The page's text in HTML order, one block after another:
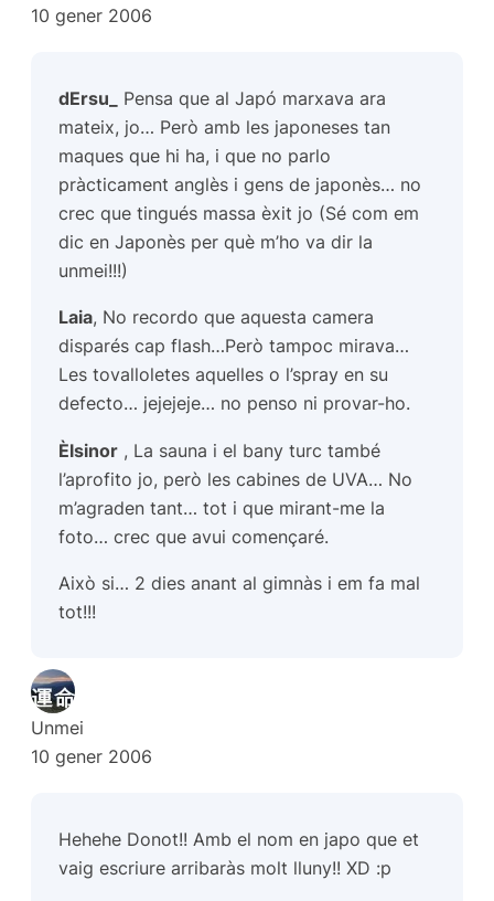
10 gener 2006
dErsu_
Pensa que al Japó marxava ara
mateix, jo… Però amb les japoneses tan
maques que hi ha, i que no parlo
pràcticament anglès i gens de japonès… no
crec que tingués massa èxit jo (Sé com em
dic en Japonès per què m’ho va dir la
unmei!!!)
Laia, No recordo que aquesta camera
disparés cap flash…Però tampoc mirava…
Les tovalloletes aquelles o l’spray en su
defecto… jejejeje… no penso ni provar-ho.
Èlsinor , La sauna i el bany turc també
l’aprofito jo, però les cabines de UVA… No
m’agraden tant… tot i que mirant-me la
foto… crec que avui començaré.
Això si… 2 dies anant al gimnàs i em fa mal
tot!!!
Unmei
10 gener 2006
Hehehe Donot!! Amb el nom en japo que et
vaig escriure arribaràs molt lluny!! XD :p